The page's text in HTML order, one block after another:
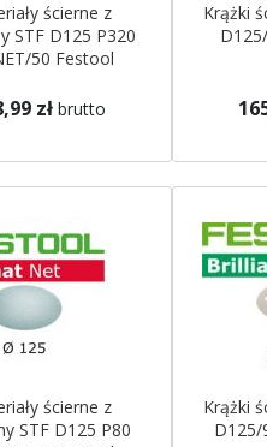
ścierne z
STF D125 P320
50 Festool
zł brutto
Krążki
ścierne z
STF D125 P80
Krążki
D125/